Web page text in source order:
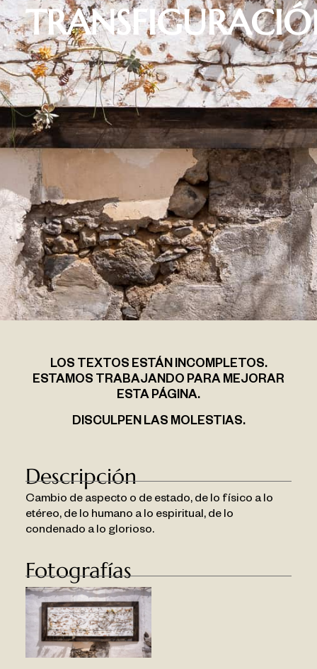
LOS TEXTOS ESTÁN INCOMPLETOS.
ESTAMOS TRABAJANDO PARA MEJORAR
ESTA PÁGINA.
DISCULPEN LAS MOLESTIAS.
Descripción
Cambio de aspecto o de estado, de lo físico a lo
etéreo, de lo humano a lo espiritual, de lo
condenado a lo glorioso.
Fotografías